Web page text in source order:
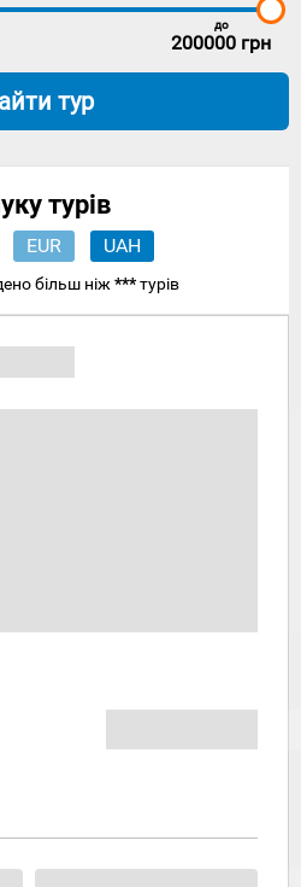
до
200000 грн
тур
турів
EUR UAH
більш ніж ***турів